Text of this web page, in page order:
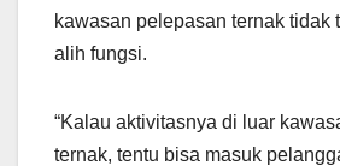
kawasan pelepasan ternak tidak
alih fungsi.
“Kalau aktivitasnya di luar
ternak, tentu bisa masuk